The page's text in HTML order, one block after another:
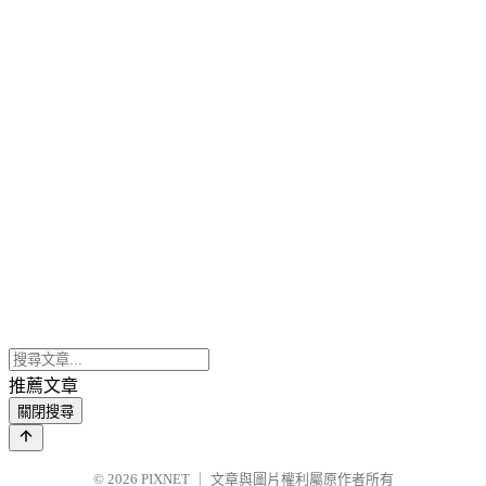
推薦文章
關閉搜尋
© 2026 PIXNET 文章與圖片權利屬原作者所有